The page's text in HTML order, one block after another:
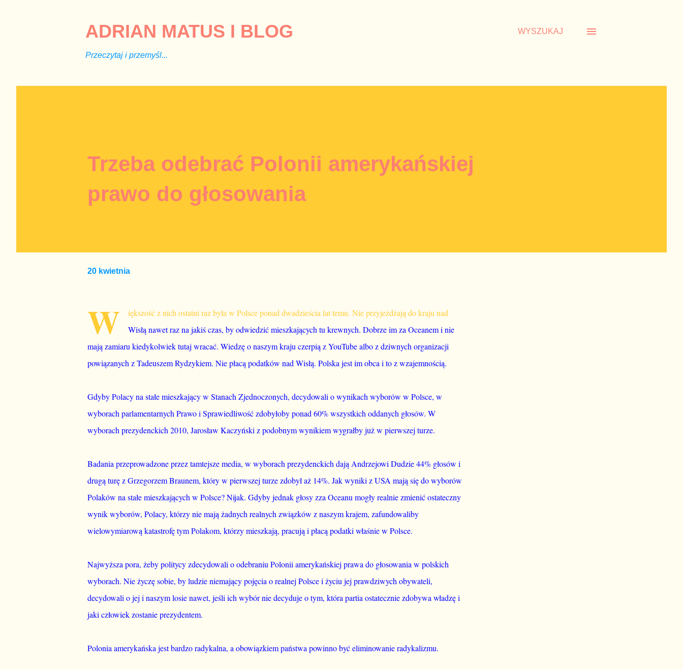
ADRIAN MATUS I BLOG
Przeczytaj i przemyśl...
WYSZUKAJ
Trzeba odebrać Polonii amerykańskiej
prawo do głosowania
20 kwietnia
W
iększość z nich ostatni raz była w Polsce ponad dwadzieścia lat temu. Nie przyjeżdżają do kraju nad
Wisłą nawet raz na jakiś czas, by odwiedzić mieszkających tu krewnych. Dobrze im za Oceanem i nie
mają zamiaru kiedykolwiek tutaj wracać. Wiedzę o naszym kraju czerpią z YouTube albo z dziwnych organizacji
powiązanych z Tadeuszem Rydzykiem. Nie płacą podatków nad Wisłą. Polska jest im obca i to z wzajemnością.
Gdyby Polacy na stałe mieszkający w Stanach Zjednoczonych, decydowali o wynikach wyborów w Polsce, w
wyborach parlamentarnych Prawo i Sprawiedliwość zdobyłoby ponad 60% wszystkich oddanych głosów. W
wyborach prezydenckich 2010, Jarosław Kaczyński z podobnym wynikiem wygrałby już w pierwszej turze.
Badania przeprowadzone przez tamtejsze media, w wyborach prezydenckich dają Andrzejowi Dudzie 44% głosów i
drugą turę z Grzegorzem Braunem, który w pierwszej turze zdobył aż 14%. Jak wyniki z USA mają się do wyborów
Polaków na stałe mieszkających w Polsce? Nijak. Gdyby jednak głosy zza Oceanu mogły realnie zmienić ostateczny
wynik wyborów, Polacy, którzy nie mają żadnych realnych związków z naszym krajem, zafundowaliby
wielowymiarową katastrofę tym Polakom, którzy mieszkają, pracują i płacą podatki właśnie w Polsce.
Najwyższa pora, żeby politycy zdecydowali o odebraniu Polonii amerykańskiej prawa do głosowania w polskich
wyborach. Nie życzę sobie, by ludzie niemający pojęcia o realnej Polsce i życiu jej prawdziwych obywateli,
decydowali o jej i naszym losie nawet, jeśli ich wybór nie decyduje o tym, która partia ostatecznie zdobywa władzę i
jaki człowiek zostanie prezydentem.
Polonia amerykańska jest bardzo radykalna, a obowiązkiem państwa powinno być eliminowanie radykalizmu.